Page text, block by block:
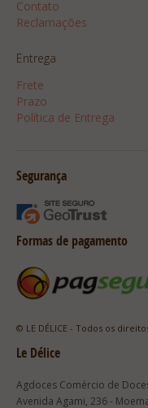
Contato
Reclamações
Entrega
Frete
Prazo
Política de Entrega
Segurança
Formas de pagamento
© LE DÉLICE - Todos os
Le Délice
Agdoces Comércio de
Avenida Agami, 236 -